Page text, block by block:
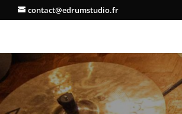
contact@edrumstudio.fr